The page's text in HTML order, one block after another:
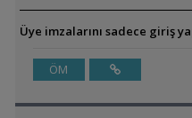
Üye imzalarını sadece giriş
ÖM